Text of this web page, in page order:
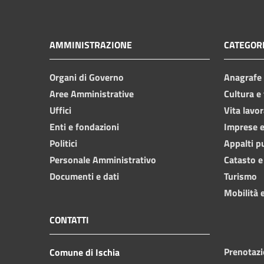
AMMINISTRAZIONE
Organi di Governo
Aree Amministrative
Uffici
Enti e fondazioni
Politici
Personale Amministrativo
Documenti e dati
Cultura
Vita
Imprese
Appalti
Catasto
Turismo
Mobilità
CONTATTI
Comune di Ischia